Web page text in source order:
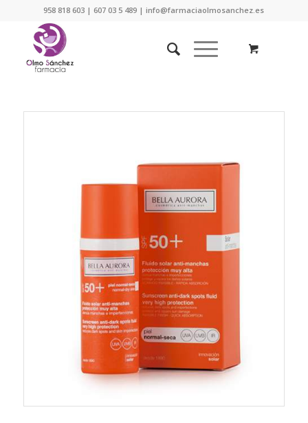
958 818 603 | 607 03 5 489 | info@farmaciaolmosanchez.es